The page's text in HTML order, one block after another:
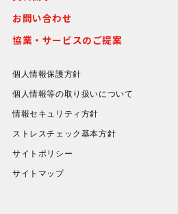
お問い合わせ
協業・サービスのご提案
個人情報保護方針
個人情報等の取り扱いについて
情報セキュリティ方針
ストレスチェック基本方針
サイトポリシー
サイトマップ